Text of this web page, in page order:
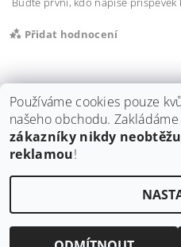
Přidat hodnocení
Shoptet.cz | ISOCELL
2026 ©eSTAF.cz, s.r.o., všechna práva
Používáme cookies pouze
našeho obchodu.
zákazníky nikdy
reklamou!